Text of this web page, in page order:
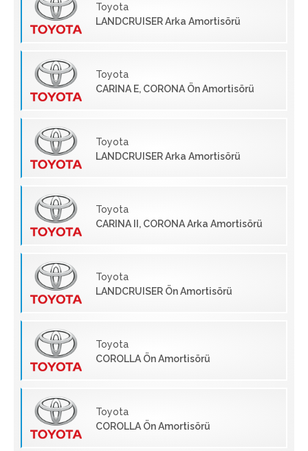
Toyota
LANDCRUISER Arka Amortisörü
Toyota
CARINA E, CORONA Ön Amortisörü
Toyota
LANDCRUISER Arka Amortisörü
Toyota
CARINA II, CORONA Arka Amortisörü
Toyota
LANDCRUISER Ön Amortisörü
Toyota
COROLLA Ön Amortisörü
Toyota
COROLLA Ön Amortisörü